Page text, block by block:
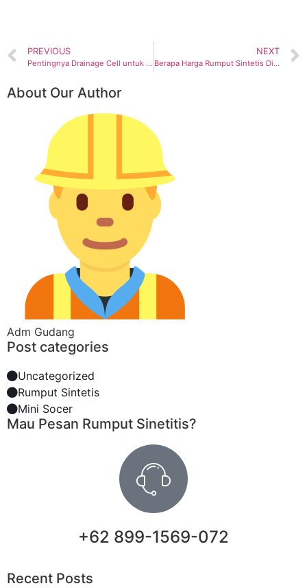
PREVIOUS
Pentingnya Drainage Cell untuk Rooftop Garden
NEXT
Berapa Harga Rumput Sintetis Dinding & Pasang? Simak Pembahasannya
About Our Author
Adm Gudang
Post categories
Uncategorized
Rumput Sintetis
Mini Socer
Mau Pesan Rumput Sinetitis?
+62 899-1569-072
Recent Posts